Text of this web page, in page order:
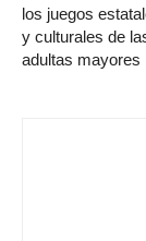
los juegos
y culturales de
adultas mayores